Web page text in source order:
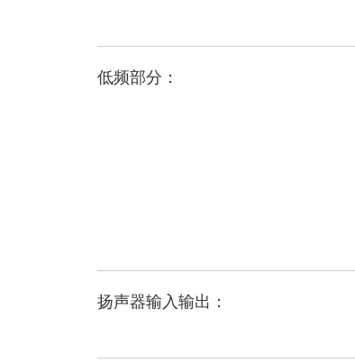
低频部分：
扬声器输入输出：